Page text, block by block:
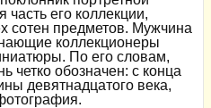
его коллекции,
сотен предметов. Мужчина
коллекционеры
По его словам,
четко обозначен: с конца
девятнадцатого века,